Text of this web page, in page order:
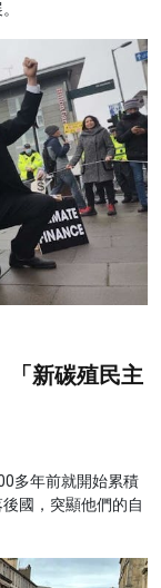
新碳殖民主
多年前就開始累積
國，突顯他們的自